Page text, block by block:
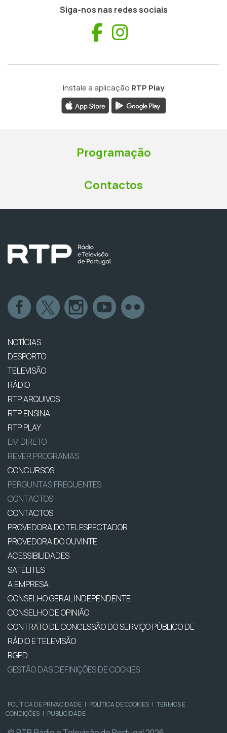
Siga-nos nas redes sociais
Facebook
Instale a aplicação RTP Play
Programação
Contactos
NOTÍCIAS
DESPORTO
TELEVISÃO
RÁDIO
RTP ARQUIVOS
RTP ENSINA
RTP PLAY
EM DIRETO
REVER PROGRAMAS
CONCURSOS
PERGUNTAS FREQUENTES
CONTACTOS
CONTACTOS
PROVEDORA DO TELESPECTADOR
PROVEDORA DO OUVINTE
ACESSIBILIDADES
SATÉLITES
A EMPRESA
CONSELHO GERAL INDEPENDENTE
CONSELHO DE OPINIÃO
CONTRATO DE CONCESSÃO DO SERVIÇO PÚBLICO DE
RÁDIO E TELEVISÃO
RGPD
GESTÃO DAS DEFINIÇÕES DE COOKIES
POLÍTICA DE PRIVACIDADE | POLÍTICA DE COOKIES | TERMOS E
CONDIÇÕES | PUBLICIDADE